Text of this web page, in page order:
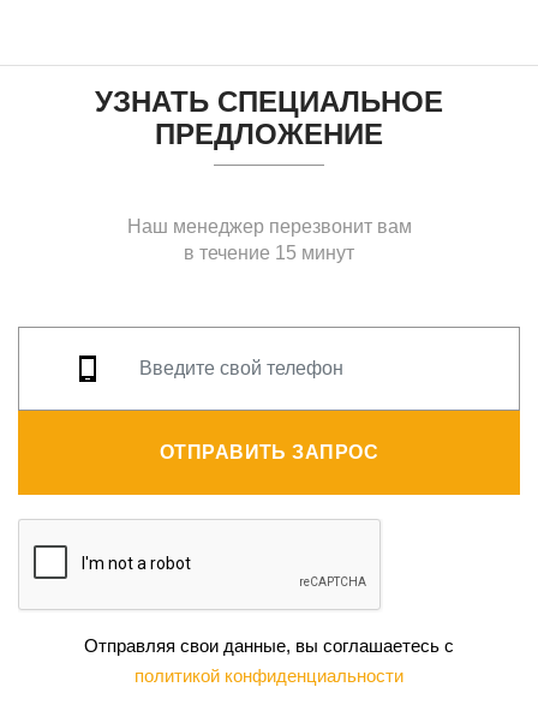
УЗНАТЬ СПЕЦИАЛЬНОЕ
ПРЕДЛОЖЕНИЕ
Наш менеджер перезвонит вам
в течение 15 минут
ОТПРАВИТЬ ЗАПРОС
Отправляя свои данные, вы соглашаетесь с
политикой конфиденциальности